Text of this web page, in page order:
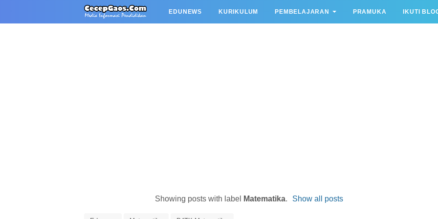
EDUNEWS KURIKULUM PEMBELAJARAN PRAMUKA IKUTI
Showing posts with label Matematika. Show all posts